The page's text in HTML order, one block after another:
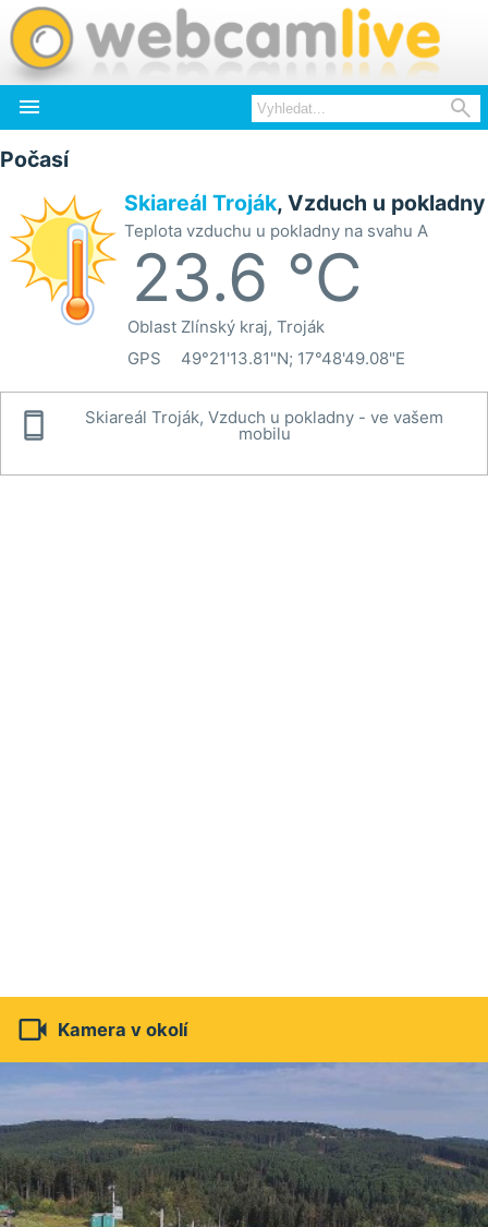
 
Počasí
Skiareál Troják, Vzduch u pokladny
Teplota vzduchu u pokladny na svahu A
23.6 °C
Oblast Zlínský kraj, Troják
GPS
49°21'13.81"N; 17°48'49.08"E
 Skiareál Troják, Vzduch u pokladny - ve vašem
mobilu
 Kamera v okolí